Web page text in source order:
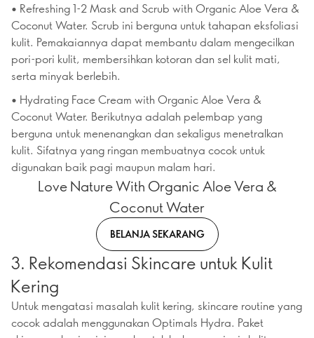
• Refreshing 1-2 Mask and Scrub with Organic Aloe Vera &
Coconut Water. Scrub ini berguna untuk tahapan eksfoliasi
kulit. Pemakaiannya dapat membantu dalam mengecilkan
pori-pori kulit, membersihkan kotoran dan sel kulit mati,
serta minyak berlebih.
• Hydrating Face Cream with Organic Aloe Vera &
Coconut Water. Berikutnya adalah pelembap yang
berguna untuk menenangkan dan sekaligus menetralkan
kulit. Sifatnya yang ringan membuatnya cocok untuk
digunakan baik pagi maupun malam hari.
Love Nature With Organic Aloe Vera &
Coconut Water
BELANJA SEKARANG
3. Rekomendasi Skincare untuk Kulit
Kering
Untuk mengatasi masalah kulit kering, skincare routine yang
cocok adalah menggunakan Optimals Hydra. Paket